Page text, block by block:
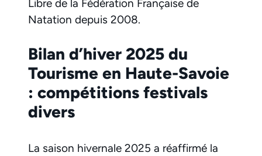
Libre de la Fédération Française de
Natation depuis 2008.
Bilan d’hiver 2025 du
Tourisme en Haute-Savoie
: compétitions festivals
divers
La saison hivernale 2025 a réaffirmé la